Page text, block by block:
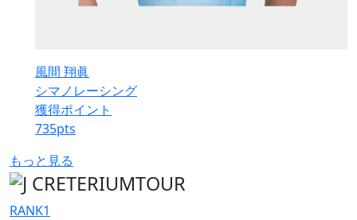
風間 翔眞
シマノレーシング
獲得ポイント
735pts
もっと見る
RANK1